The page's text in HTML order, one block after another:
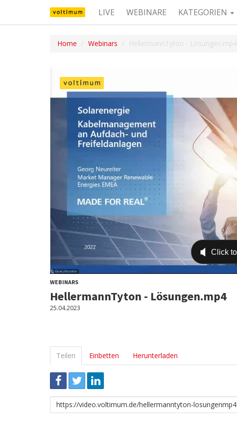
LIVE WEBINARE KATEGORIEN
Home Webinars HellermannTyton - Lösungen.mp4
WEBINARS
HellermannTyton - Lösungen.mp4
25.04.2023
Teilen Einbetten Herunterladen
Link
zum